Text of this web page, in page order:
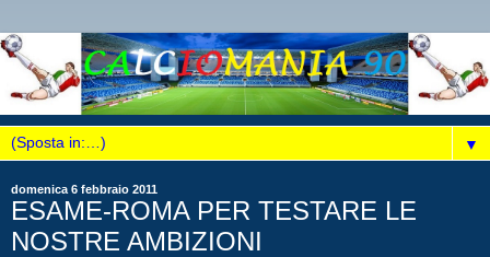
▼
domenica 6 febbraio 2011
ESAME-ROMA PER TESTARE LE
NOSTRE AMBIZIONI